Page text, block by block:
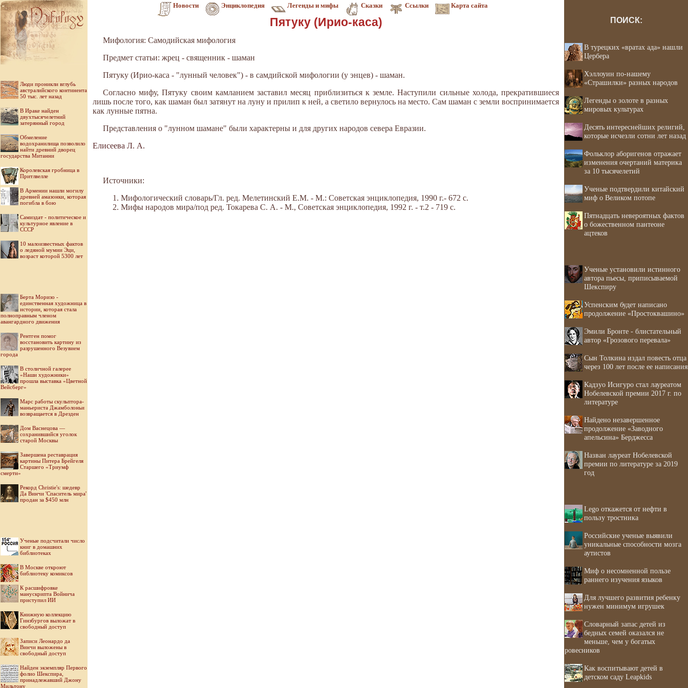
Новости Энциклопедия Легенды и мифы Сказки Ссылки Карта сайта
Люди проникли вглубь
австралийского континента
50 тыс. лет назад
В Ираке найден
двухтысячелетний
затерянный город
Обмеление
водохранилища позволило
найти древний дворец
государства Митанни
Королевская гробница в
Притлвелле
В Армении нашли могилу
древней амазонки, которая
погибла в бою
Самиздат - политическое и
культурное явление в
СССР
10 малоизвестных фактов
о ледяной мумии Эци,
возраст которой 5300 лет
Берта Моризо -
единственная художница в
истории, которая стала
полноправным членом
авангардного движения
Рентген помог
восстановить картину из
разрушенного Везувием
города
В столичной галерее
«Наши художники»
прошла выставка «Цветной
Вейсберг»
Марс работы скульптора-
маньериста Джамболоньи
возвращается в Дрезден
Дом Васнецова —
сохранившийся уголок
старой Москвы
Завершена реставрация
картины Питера Брейгеля
Старшего «Триумф
смерти»
Рекорд Christie's: шедевр
Да Винчи 'Спаситель мира'
продан за $450 млн
Ученые подсчитали число
книг в домашних
библиотеках
В Москве откроют
библиотеку комиксов
К расшифровке
манускрипта Войнича
приступил ИИ
Книжную коллекцию
Гинзбургов выложат в
свободный доступ
Записи Леонардо да
Винчи выложены в
свободный доступ
Найден экземпляр Первого
фолио Шекспира,
принадлежавший Джону
Мильтону
Пятуку (Ирио-каса)
Мифология: Самодийская мифология
Предмет статьи: жрец - священник - шаман
Пятуку (Ирио-каса - "лунный человек") - в самдийской мифологии (у энцев) - шаман.
Согласно мифу, Пятуку своим камланием заставил месяц приблизиться к земле. Наступили сильные холода, прекратившиеся
лишь после того, как шаман был затянут на луну и прилип к ней, а светило вернулось на место. Сам шаман с земли воспринимается
как лунные пятна.
Представления о "лунном шамане" были характерны и для других народов севера Евразии.
Елисеева Л. А.
Источники:
Мифологический словарь/Гл. ред. Мелетинский Е.М. - М.: Советская энциклопедия, 1990 г.- 672 с.
Мифы народов мира/под ред. Токарева С. А. - М., Советская энциклопедия, 1992 г. - т.2 - 719 с.
ПОИСК:
В турецких «вратах ада» нашли
Цербера
Хэллоуин по-нашему
«Страшилки» разных народов
Легенды о золоте в разных
мировых культурах
Десять интереснейших религий,
которые исчезли сотни лет назад
Фольклор аборигенов отражает
изменения очертаний материка
за 10 тысячелетий
Ученые подтвердили китайский
миф о Великом потопе
Пятнадцать невероятных фактов
о божественном пантеоне
ацтеков
Ученые установили истинного
автора пьесы, приписываемой
Шекспиру
Успенским будет написано
продолжение «Простоквашино»
Эмили Бронте - блистательный
автор «Грозового перевала»
Сын Толкина издал повесть отца
через 100 лет после ее написания
Кадзуо Исигуро стал лауреатом
Нобелевской премии 2017 г. по
литературе
Найдено незавершенное
продолжение «Заводного
апельсина» Берджесса
Назван лауреат Нобелевской
премии по литературе за 2019
год
Lego откажется от нефти в
пользу тростника
Российские ученые выявили
уникальные способности мозга
аутистов
Миф о несомненной пользе
раннего изучения языков
Для лучшего развития ребенку
нужен минимум игрушек
Словарный запас детей из
бедных семей оказался не
меньше, чем у богатых
ровесников
Как воспитывают детей в
детском саду Leapkids